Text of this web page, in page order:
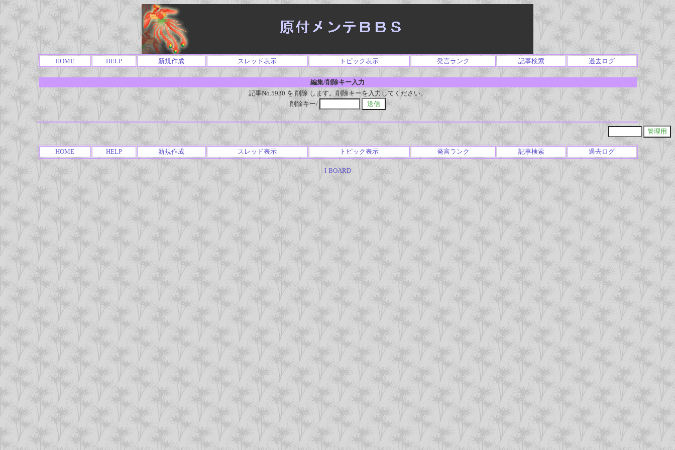
HOME HELP 新規作成 スレッド表示 トピック表示 発言ランク 記事検索 過去ログ
編集/削除キー入力
記事No.5930 を 削除 します。削除キーを入力してください。
削除キー/
HOME HELP 新規作成 スレッド表示 トピック表示 発言ランク 記事検索 過去ログ
- I-BOARD-